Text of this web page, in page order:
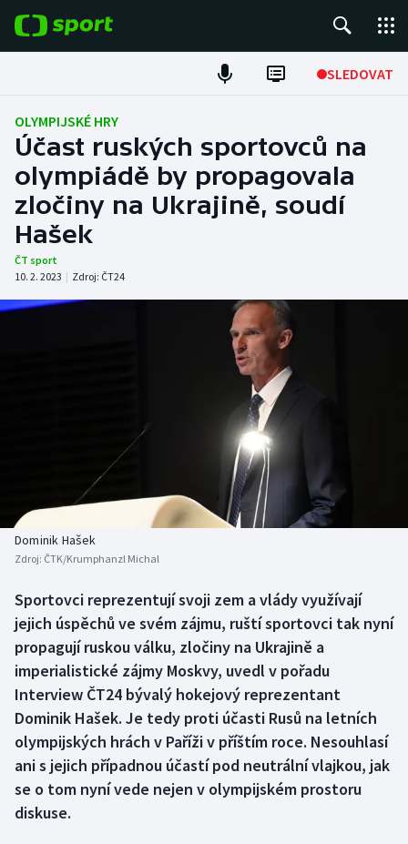
SLEDOVAT
Fotbal
Hokej
Tenis
Atletika
Biatlon
Boby a skeleton
Box
Curling
Dostihy
Florbal
Futsal
Golf
Historické návraty
Aplikace ČT sport
AZ kvíz
OLYMPIJSKÉ HRY
Účast ruských sportovců na
olympiádě by propagovala
zločiny na Ukrajině, soudí
Hašek
ČT sport
10. 2. 2023 | Zdroj: ČT24
Dominik Hašek
Zdroj: ČTK/Krumphanzl Michal
Sportovci reprezentují svoji zem a vlády využívají
jejich úspěchů ve svém zájmu, ruští sportovci tak nyní
propagují ruskou válku, zločiny na Ukrajině a
imperialistické zájmy Moskvy, uvedl v pořadu
Interview ČT24 bývalý hokejový reprezentant
Dominik Hašek. Je tedy proti účasti Rusů na letních
olympijských hrách v Paříži v příštím roce. Nesouhlasí
ani s jejich případnou účastí pod neutrální vlajkou, jak
se o tom nyní vede nejen v olympijském prostoru
diskuse.